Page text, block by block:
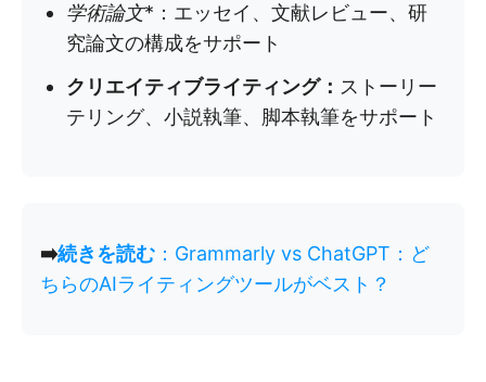
学術論文*：エッセイ、文献レビュー、研
究論文の構成をサポート
クリエイティブライティング： ストーリー
テリング、小説執筆、脚本執筆をサポート
➡️続きを読む ：Grammarly vs ChatGPT：ど
ちらのAIライティングツールがベスト？